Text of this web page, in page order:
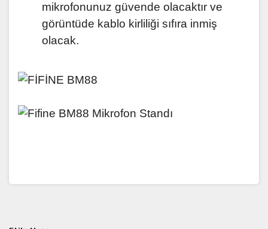
mikrofonunuz güvende olacaktır ve
görüntüde kablo kirliliği sıfıra inmiş
olacak.